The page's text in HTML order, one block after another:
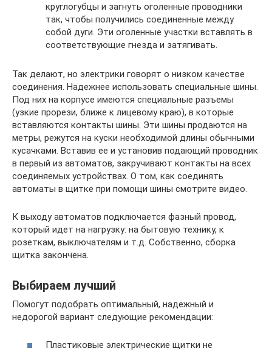
круглогубцы и загнуть оголенные проводники
так, чтобы получились соединенные между
собой дуги. Эти оголенные участки вставлять в
соответствующие гнезда и затягивать.
Так делают, но электрики говорят о низком качестве
соединения. Надежнее использовать специальные шины.
Под них на корпусе имеются специальные разъемы
(узкие прорези, ближе к лицевому краю), в которые
вставляются контакты шины. Эти шины продаются на
метры, режутся на куски необходимой длины обычными
кусачками. Вставив ее и установив подающий проводник
в первый из автоматов, закручивают контакты на всех
соединяемых устройствах. О том, как соединять
автоматы в щитке при помощи шины смотрите видео.
К выходу автоматов подключается фазный провод,
который идет на нагрузку: на бытовую технику, к
розеткам, выключателям и т.д. Собственно, сборка
щитка закончена.
Выбираем лучший
Помогут подобрать оптимальный, надежный и
недорогой вариант следующие рекомендации:
Пластиковые электрические щитки не